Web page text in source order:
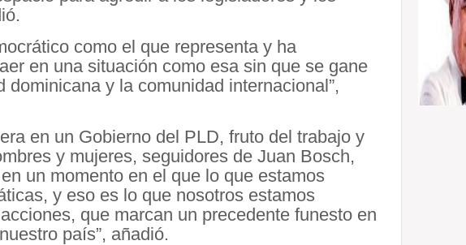
como el que representa y ha
en una situación como esa sin que se gane
y la comunidad internacional”,
en un Gobierno del PLD, fruto del trabajo y
y mujeres, seguidores de Juan Bosch,
un momento en el que lo que estamos
y eso es lo que nosotros estamos
que marcan un precedente funesto en
país”, añadió.